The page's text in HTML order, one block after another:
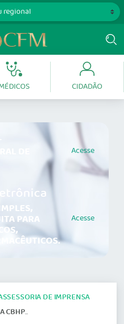
CIDADÃO
DE Acesse
PARA Acesse
DE IMPRENSA
BRADESCO